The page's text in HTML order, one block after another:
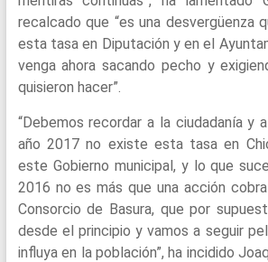
recalcado que “es una desvergüenza
esta tasa en Diputación y en el
venga ahora sacando pecho y
quisieron hacer”.
“Debemos recordar a la ciudadanía y
año 2017 no existe esta tasa en
este Gobierno municipal, y lo que
2016 no es más que una acción
Consorcio de Basura, que por
desde el principio y vamos a seguir
influya en la población”, ha incidido